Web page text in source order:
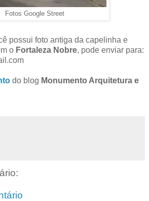
Fotos Google Street
possui foto antiga da capelinha e
o Fortaleza Nobre, pode enviar para:
do blog Monumento Arquitetura e